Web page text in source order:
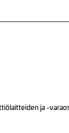
ja -